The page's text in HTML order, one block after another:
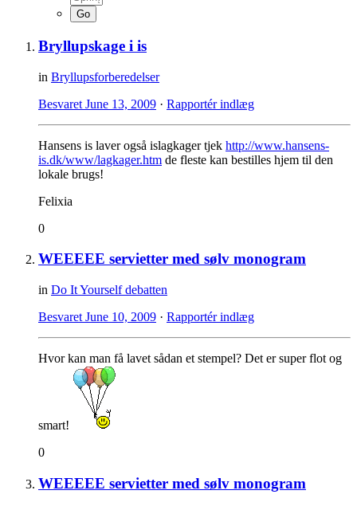
Bryllupskage i is
in Bryllupsforberedelser
Besvaret June 13, 2009 · Rapportér indlæg
Hansens is laver også islagkager tjek http://www.hansens-
is.dk/www/lagkager.htm de fleste kan bestilles hjem til den
lokale brugs!
Felixia
0
WEEEEE servietter med sølv monogram
in Do It Yourself debatten
Besvaret June 10, 2009 · Rapportér indlæg
Hvor kan man få lavet sådan et stempel? Det er super flot og
smart!
0
WEEEEE servietter med sølv monogram